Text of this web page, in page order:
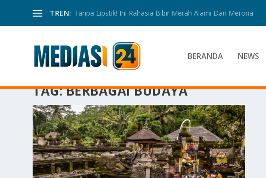
TREN: Tanpa Lipstik! Ini Rahasia Bibir Merah Alami Dan Merona
BERANDA NEWS
TAG:BERBAGAI BUDAYA